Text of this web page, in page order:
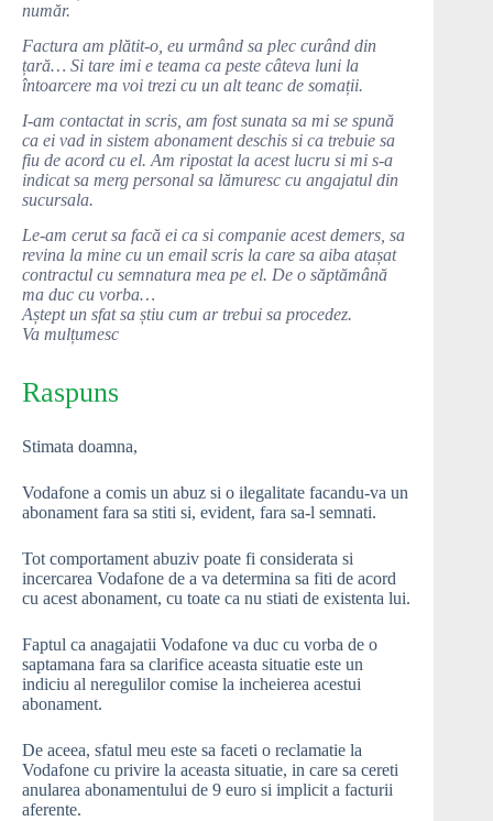
număr.
Factura am plătit-o, eu urmând sa plec curând din
țară… Si tare imi e teama ca peste câteva luni la
întoarcere ma voi trezi cu un alt teanc de somații.
I-am contactat in scris, am fost sunata sa mi se spună
ca ei vad in sistem abonament deschis si ca trebuie sa
fiu de acord cu el. Am ripostat la acest lucru si mi s-a
indicat sa merg personal sa lămuresc cu angajatul din
sucursala.
Le-am cerut sa facă ei ca si companie acest demers, sa
revina la mine cu un email scris la care sa aiba atașat
contractul cu semnatura mea pe el. De o săptămână
ma duc cu vorba…
Aștept un sfat sa știu cum ar trebui sa procedez.
Va mulțumesc
Raspuns
Stimata doamna,
Vodafone a comis un abuz si o ilegalitate facandu-va un
abonament fara sa stiti si, evident, fara sa-l semnati.
Tot comportament abuziv poate fi considerata si
incercarea Vodafone de a va determina sa fiti de acord
cu acest abonament, cu toate ca nu stiati de existenta lui.
Faptul ca anagajatii Vodafone va duc cu vorba de o
saptamana fara sa clarifice aceasta situatie este un
indiciu al neregulilor comise la incheierea acestui
abonament.
De aceea, sfatul meu este sa faceti o reclamatie la
Vodafone cu privire la aceasta situatie, in care sa cereti
anularea abonamentului de 9 euro si implicit a facturii
aferente.